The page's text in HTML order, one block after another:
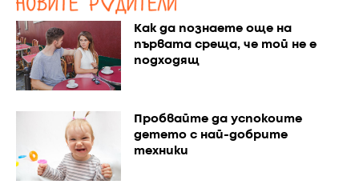
Как да познаете още на
първата среща, че той не е
подходящ
Пробвайте да успокоите
детето с най-добрите
техники